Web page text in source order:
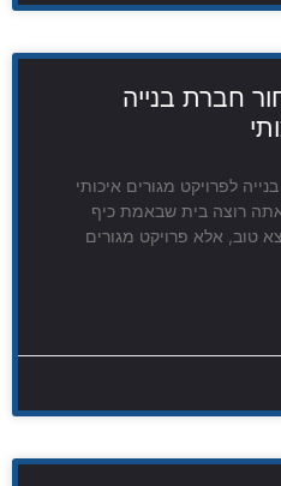
חברת בנייה
לפרויקט מגורים איכותי
רוצה בית שבאמת כיף
טוב, אלא פרויקט מגורים